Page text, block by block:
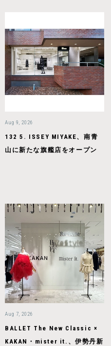
Aug 9, 2026
132 5. ISSEY MIYAKE、南青
山に新たな旗艦店をオープン
Aug 7, 2026
BALLET The New Classic ×
KAKAN・mister it.、伊勢丹新